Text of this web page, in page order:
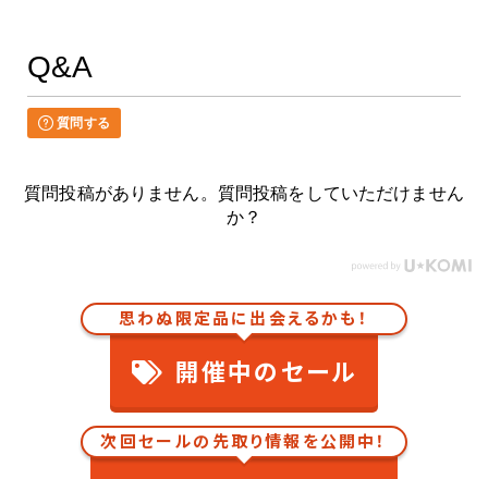
Q&A
質問する
質問投稿がありません。質問投稿をしていただけません
か？
思わぬ限定品に出会えるかも！
開催中のセール
次回セールの先取り情報を公開中！